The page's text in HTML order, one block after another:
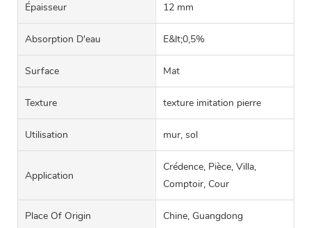
Épaisseur 12 mm
Absorption D'eau E&lt;0,5%
Surface Mat
Texture texture imitation pierre
Utilisation mur, sol
Application
Crédence, Pièce, Villa,
Comptoir, Cour
Place Of Origin Chine, Guangdong